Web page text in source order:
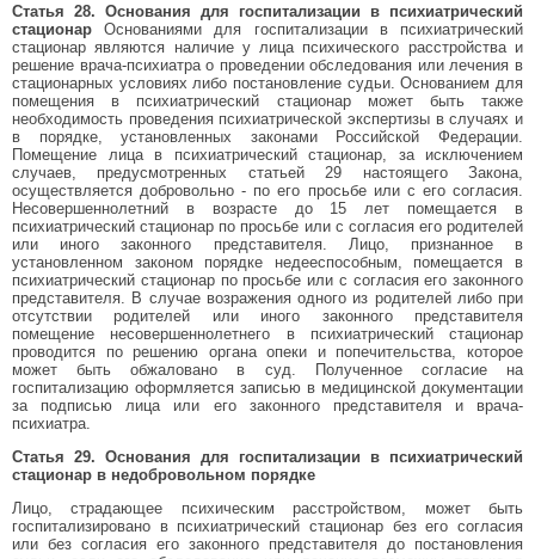
Статья 28. Основания для госпитализации в психиатрический
стационарОснованиями для госпитализации в психиатрический
стационар являются наличие у лица психического расстройства и
решение врача-психиатра о проведении обследования или лечения в
стационарных условиях либо постановление судьи. Основанием для
помещения в психиатрический стационар может быть также
необходимость проведения психиатрической экспертизы в случаях и
в порядке, установленных законами Российской Федерации.
Помещение лица в психиатрический стационар, за исключением
случаев, предусмотренных статьей 29 настоящего Закона,
осуществляется добровольно - по его просьбе или с его согласия.
Несовершеннолетний в возрасте до 15 лет помещается в
психиатрический стационар по просьбе или с согласия его родителей
или иного законного представителя. Лицо, признанное в
установленном законом порядке недееспособным, помещается в
психиатрический стационар по просьбе или с согласия его законного
представителя. В случае возражения одного из родителей либо при
отсутствии родителей или иного законного представителя
помещение несовершеннолетнего в психиатрический стационар
проводится по решению органа опеки и попечительства, которое
может быть обжаловано в суд. Полученное согласие на
госпитализацию оформляется записью в медицинской документации
за подписью лица или его законного представителя и врача-
психиатра.
Статья 29. Основания для госпитализации в психиатрический
стационар в недобровольном порядке
Лицо, страдающее психическим расстройством, может быть
госпитализировано в психиатрический стационар без его согласия
или без согласия его законного представителя до постановления